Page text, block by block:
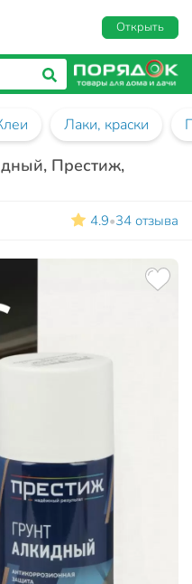
Открыть
Лаки, краски
Престиж,
4.9•34 отзыва